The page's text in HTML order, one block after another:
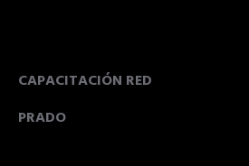
CAPACITACIÓN RED
PRADO